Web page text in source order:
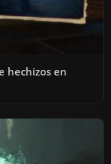
hechizos en